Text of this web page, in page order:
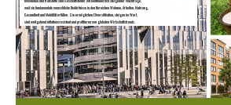
weil sie fundamentale menschliche Bedürfnisse in den Bereichen Wohnen, Arbeiten, Nahrung,
Gesundheit und Mobilität erfüllen. Sie ermöglichen Diversifikation, steigen im Wert,
sind weitgehend inflationsresistent und profitieren von globalen Wirtschaftstrends.